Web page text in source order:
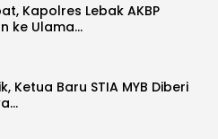
Kapolres Lebak AKBP
ke Ulama…
Ketua Baru STIA MYB Diberi